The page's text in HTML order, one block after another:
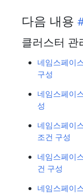
다음 내용
클러스터 관
네임스페이
구성
네임스페이
성
네임스페이
조건 구성
네임스페이
건 구성
네임스페이